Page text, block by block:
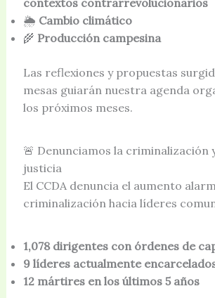
contextos contrarrevolucionarios
🌦️ Cambio climático
🌾 Producción campesina
Las reflexiones y propuestas
mesas guiarán nuestra agenda
los próximos meses.
🚨 Denunciamos la criminalización
justicia
El CCDA denuncia el aumento
criminalización hacia líderes
1,078 dirigentes con órdenes de
9 líderes actualmente
12 mártires en los últimos 5 años